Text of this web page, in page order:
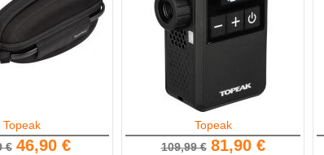
Topeak
€ 46,90 €
Topeak
109,99 € 81,90 €